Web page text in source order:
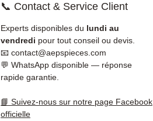
📞 Contact & Service Client
Experts disponibles du lundi au
vendredi pour tout conseil ou devis.
📧 contact@aepspieces.com
💬 WhatsApp disponible — réponse
rapide garantie.
📘 Suivez-nous sur notre page Facebook
officielle